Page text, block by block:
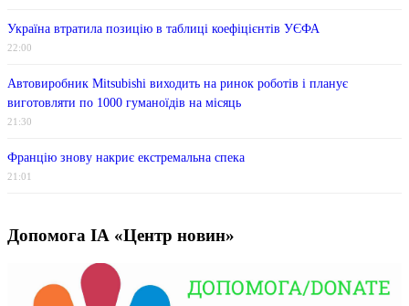
Україна втратила позицію в таблиці коефіцієнтів УЄФА
22:00
Автовиробник Mitsubishi виходить на ринок роботів і планує
виготовляти по 1000 гуманоїдів на місяць
21:30
Францію знову накриє екстремальна спека
21:01
Допомога ІА «Центр новин»